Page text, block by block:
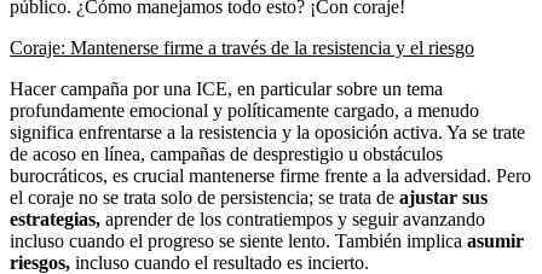
público. ¿Cómo manejamos todo esto? ¡Con coraje!
Coraje: Mantenerse firme a través de la resistencia y el riesgo
Hacer campaña por una ICE, en particular sobre un tema
profundamente emocional y políticamente cargado, a menudo
significa enfrentarse a la resistencia y la oposición activa. Ya se trate
de acoso en línea, campañas de desprestigio u obstáculos
burocráticos, es crucial mantenerse firme frente a la adversidad. Pero
el coraje no se trata solo de persistencia; se trata de ajustar sus
estrategias, aprender de los contratiempos y seguir avanzando
incluso cuando el progreso se siente lento. También implica asumir
riesgos, incluso cuando el resultado es incierto.